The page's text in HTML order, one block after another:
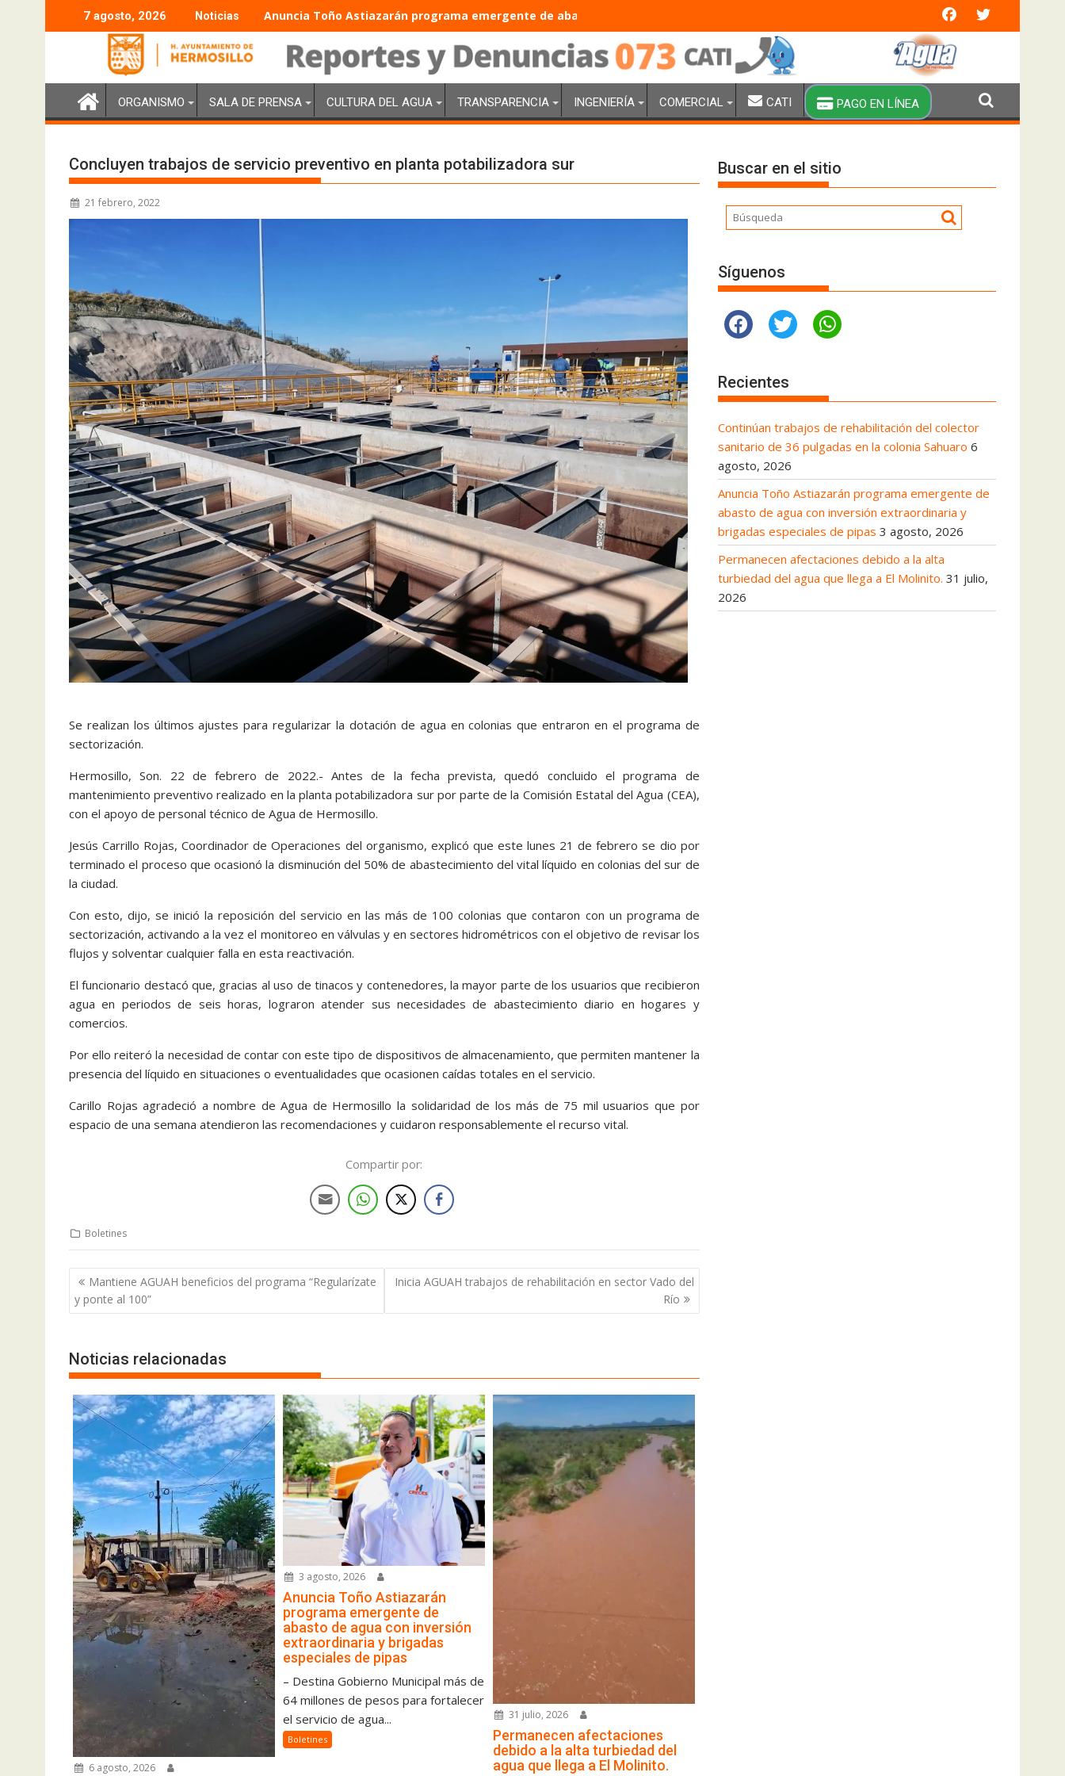
7 agosto, 2026 Noticias Anuncia Toño Astiazarán programa emergente de abasto de agua con inversión extraordinaria y brigadas especiales de pipas
ORGANISMO SALA DE PRENSA CULTURA DEL AGUA TRANSPARENCIA INGENIERÍA COMERCIAL CATI PAGO EN LÍNEA
Concluyen trabajos de servicio preventivo en planta potabilizadora sur
21 febrero, 2022
Se realizan los últimos ajustes para regularizar la dotación de agua en colonias que entraron en el programa de
sectorización.
Hermosillo, Son. 22 de febrero de 2022.- Antes de la fecha prevista, quedó concluido el programa de
mantenimiento preventivo realizado en la planta potabilizadora sur por parte de la Comisión Estatal del Agua (CEA),
con el apoyo de personal técnico de Agua de Hermosillo.
Jesús Carrillo Rojas, Coordinador de Operaciones del organismo, explicó que este lunes 21 de febrero se dio por
terminado el proceso que ocasionó la disminución del 50% de abastecimiento del vital líquido en colonias del sur de
la ciudad.
Con esto, dijo, se inició la reposición del servicio en las más de 100 colonias que contaron con un programa de
sectorización, activando a la vez el monitoreo en válvulas y en sectores hidrométricos con el objetivo de revisar los
flujos y solventar cualquier falla en esta reactivación.
El funcionario destacó que, gracias al uso de tinacos y contenedores, la mayor parte de los usuarios que recibieron
agua en periodos de seis horas, lograron atender sus necesidades de abastecimiento diario en hogares y
comercios.
Por ello reiteró la necesidad de contar con este tipo de dispositivos de almacenamiento, que permiten mantener la
presencia del líquido en situaciones o eventualidades que ocasionen caídas totales en el servicio.
Carillo Rojas agradeció a nombre de Agua de Hermosillo la solidaridad de los más de 75 mil usuarios que por
espacio de una semana atendieron las recomendaciones y cuidaron responsablemente el recurso vital.
Compartir por:
Boletines
Mantiene AGUAH beneficios del programa “Regularízate
y ponte al 100”
Inicia AGUAH trabajos de rehabilitación en sector Vado del
Río
Noticias relacionadas
6 agosto, 2026
3 agosto, 2026
Anuncia Toño Astiazarán
programa emergente de
abasto de agua con inversión
extraordinaria y brigadas
especiales de pipas
– Destina Gobierno Municipal más de
64 millones de pesos para fortalecer
el servicio de agua...
Boletines
31 julio, 2026
Permanecen afectaciones
debido a la alta turbiedad del
agua que llega a El Molinito.
Buscar en el sitio
Síguenos
Recientes
Continúan trabajos de rehabilitación del colector
sanitario de 36 pulgadas en la colonia Sahuaro 6
agosto, 2026
Anuncia Toño Astiazarán programa emergente de
abasto de agua con inversión extraordinaria y
brigadas especiales de pipas 3 agosto, 2026
Permanecen afectaciones debido a la alta
turbiedad del agua que llega a El Molinito. 31 julio,
2026